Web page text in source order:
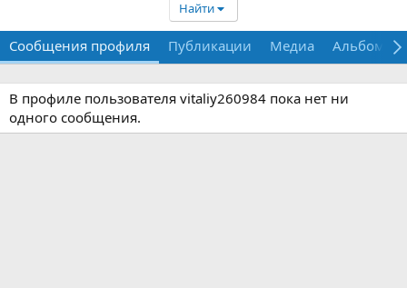
Найти
Сообщения профиля Публикации Медиа Альбомы
В профиле пользователя vitaliy260984 пока нет ни
одного сообщения.